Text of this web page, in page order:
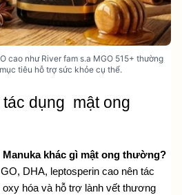
cao như River fam s.a MGO 515+ thường
tiêu hỗ trợ sức khỏe cụ thể.
dụng  mật ong
khác gì mật ong thường?
oxy hóa và hỗ trợ lành vết thương